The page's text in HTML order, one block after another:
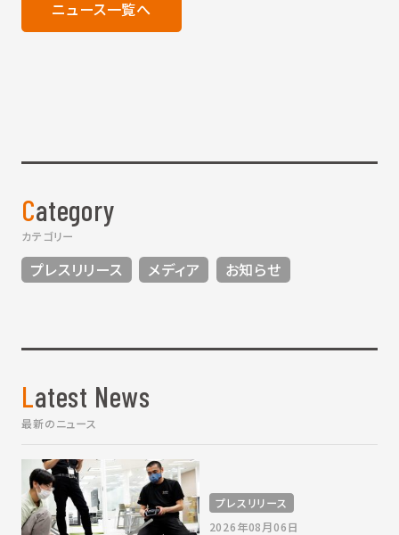
ニュース一覧へ
Category
カテゴリー
プレスリリース メディア お知らせ
Latest News
最新のニュース
プレスリリース
2026年08月06日